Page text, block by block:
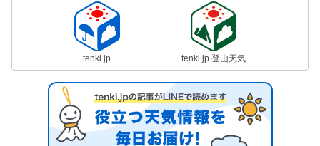
tenki.jp tenki.jp 登山天気